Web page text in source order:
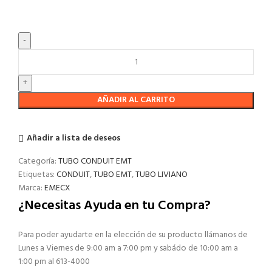
AÑADIR AL CARRITO
Añadir a lista de deseos
Categoría:TUBO CONDUIT EMT
Etiquetas:CONDUIT,TUBO EMT,TUBO LIVIANO
Marca:EMECX
¿Necesitas Ayuda en tu Compra?
Para poder ayudarte en la elección de su producto llámanos de
Lunes a Viernes de 9:00 am a 7:00 pm y sabádo de 10:00 am a
1:00 pm al 613-4000